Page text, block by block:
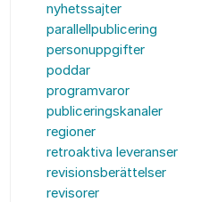
nyhetssajter
parallellpublicering
personuppgifter
poddar
programvaror
publiceringskanaler
regioner
retroaktiva leveranser
revisionsberättelser
revisorer